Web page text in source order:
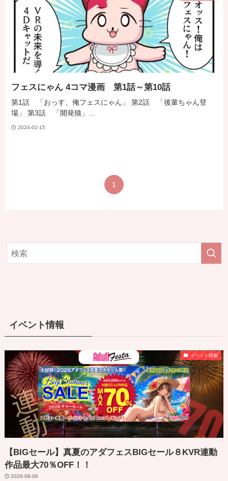
フェスにゃん 4コマ漫画 第1話～第10話
第1話 「おっす、俺フェスにゃん」 第2話 「後輩ちゃん登
場」 第3話 「開発猫」...
2024-02-15
1
イベント情報
イベント情報
【BIGセール】真夏のアダフェスBIGセール８KVR連動
作品最大70％OFF！！
2026-08-06